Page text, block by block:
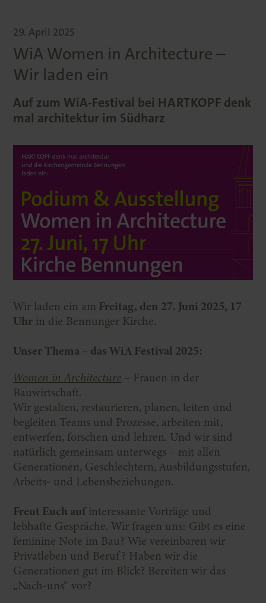
29. April 2025
WiA Women in Architecture –
Wir laden ein
Auf zum WiA-Festival bei HARTKOPF denk
mal architektur im Südharz
Wir laden ein am Freitag, den 27. Juni 2025, 17
Uhr in die Bennunger Kirche.
Unser Thema – das WiA Festival 2025:
Women in Architecture – Frauen in der
Bauwirtschaft.
Wir gestalten, restaurieren, planen, leiten und
begleiten Teams und Prozesse, arbeiten mit,
entwerfen, forschen und lehren. Und wir sind
natürlich gemeinsam unterwegs – mit allen
Generationen, Geschlechtern, Ausbildungsstufen,
Arbeits- und Lebensbeziehungen.
Freut Euch aufinteressante Vorträge und
lebhafte Gespräche. Wir fragen uns: Gibt es eine
feminine Note im Bau? Wie vereinbaren wir
Privatleben und Beruf? Haben wir die
Generationen gut im Blick? Bereiten wir das
„Nach-uns“ vor?